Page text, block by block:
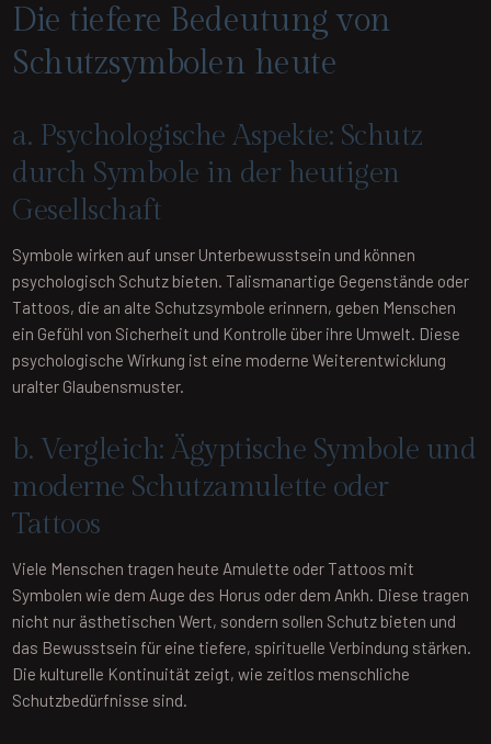
Die tiefere Bedeutung von
Schutzsymbolen heute
a. Psychologische Aspekte: Schutz
durch Symbole in der heutigen
Gesellschaft
Symbole wirken auf unser Unterbewusstsein und können
psychologisch Schutz bieten. Talismanartige Gegenstände oder
Tattoos, die an alte Schutzsymbole erinnern, geben Menschen
ein Gefühl von Sicherheit und Kontrolle über ihre Umwelt. Diese
psychologische Wirkung ist eine moderne Weiterentwicklung
uralter Glaubensmuster.
b. Vergleich: Ägyptische Symbole und
moderne Schutzamulette oder
Tattoos
Viele Menschen tragen heute Amulette oder Tattoos mit
Symbolen wie dem Auge des Horus oder dem Ankh. Diese tragen
nicht nur ästhetischen Wert, sondern sollen Schutz bieten und
das Bewusstsein für eine tiefere, spirituelle Verbindung stärken.
Die kulturelle Kontinuität zeigt, wie zeitlos menschliche
Schutzbedürfnisse sind.